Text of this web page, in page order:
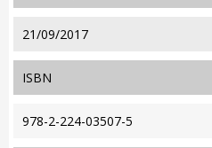
21/09/2017
ISBN
978-2-224-03507-5